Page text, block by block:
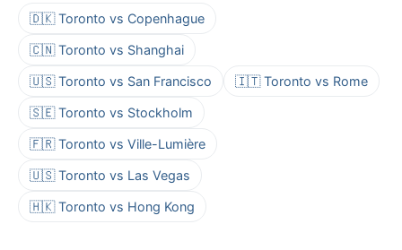
🇩🇰 Toronto vs Copenhague
🇨🇳 Toronto vs Shanghai
🇺🇸 Toronto vs San Francisco 🇮🇹 Toronto vs Rome
🇸🇪 Toronto vs Stockholm
🇫🇷 Toronto vs Ville-Lumière
🇺🇸 Toronto vs Las Vegas
🇭🇰 Toronto vs Hong Kong